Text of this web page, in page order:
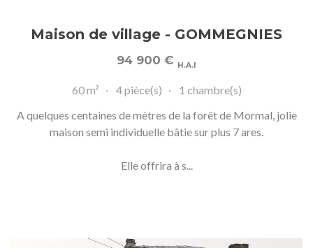
Maison de village - GOMMEGNIES
94 900 € H.A.I
60 m² 4 pièce(s)
1 chambre(s)
A quelques centaines de mètres de la forêt de Mormal, jolie
maison semi individuelle bâtie sur plus 7 ares.
Elle offrira à s...